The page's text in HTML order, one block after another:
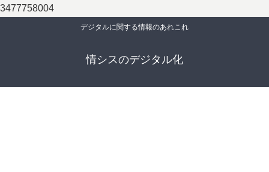
3477758004
デジタルに関する情報のあれこれ
情シスのデジタル化